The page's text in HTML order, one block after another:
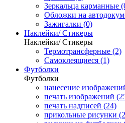
Зеркальца карманные
Обложки на
Зажигалки (0)
Наклейки/ Стикеры
Наклейки/ Стикеры
Термотрансферные (2)
Самоклеящиеся (1)
Футболки
Футболки
нанесение
печать изображений
печать надписей (24)
прикольные рисунки